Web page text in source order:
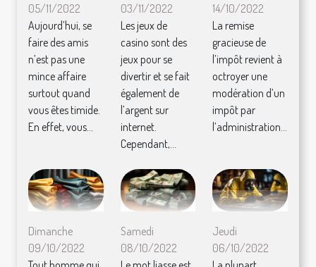
05/11/2022
Aujourd’hui, se
faire des amis
n’est pas une
mince affaire
surtout quand
vous êtes timide.
En effet, vous...
03/11/2022
Les jeux de
casino sont des
jeux pour se
divertir et se fait
également de
l’argent sur
internet.
Cependant,...
14/10/2022
La remise
gracieuse de
l’impôt revient à
octroyer une
modération d’un
impôt par
l’administration...
Dimanche
09/10/2022
Samedi
08/10/2022
Jeudi
06/10/2022